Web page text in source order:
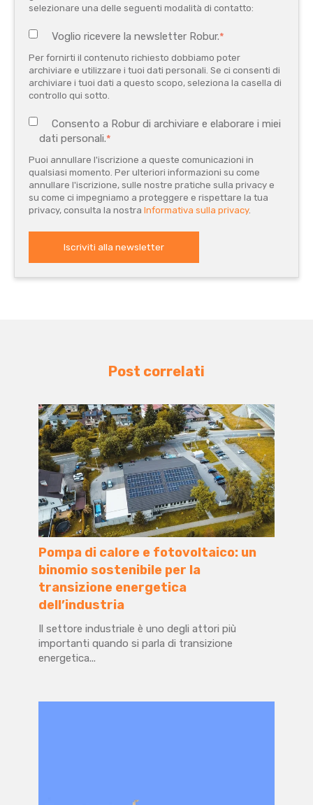
selezionare una delle seguenti modalità di contatto:
Voglio ricevere la newsletter Robur.*
Per fornirti il contenuto richiesto dobbiamo poter
archiviare e utilizzare i tuoi dati personali. Se ci consenti di
archiviare i tuoi dati a questo scopo, seleziona la casella di
controllo qui sotto.
Consento a Robur di archiviare e elaborare i miei
dati personali.*
Puoi annullare l'iscrizione a queste comunicazioni in
qualsiasi momento. Per ulteriori informazioni su come
annullare l'iscrizione, sulle nostre pratiche sulla privacy e
su come ci impegniamo a proteggere e rispettare la tua
privacy, consulta la nostra Informativa sulla privacy.
Post correlati
Pompa di calore e fotovoltaico: un
binomio sostenibile per la
transizione energetica
dell’industria
Il settore industriale è uno degli attori più
importanti quando si parla di transizione
energetica...